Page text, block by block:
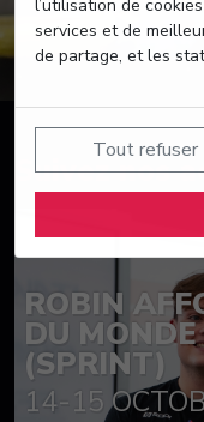
l’utilisation de
services et de
de partage, et les
Tout refuser
Suivez nos
ROBIN
DU
(SPRINT)
14-15